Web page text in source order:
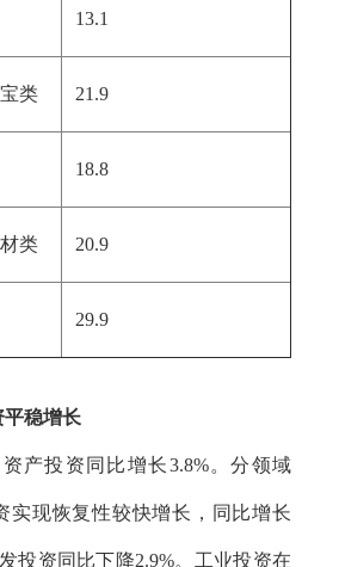
13.1
类 21.9
18.8
类 20.9
29.9
平稳增长
产投资同比增长3.8%。分领域
实现恢复性较快增长，同比增长
投资同比下降2.9%。工业投资在